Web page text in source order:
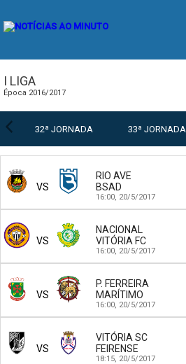
I LIGA
Época 2016/2017
32ª JORNADA 33ª JORNADA
VS
RIO AVE
BSAD
16:00, 20/5/2017
VS
NACIONAL
VITÓRIA FC
16:00, 20/5/2017
VS
P. FERREIRA
MARÍTIMO
16:00, 20/5/2017
VS
VITÓRIA SC
FEIRENSE
18:15, 20/5/2017